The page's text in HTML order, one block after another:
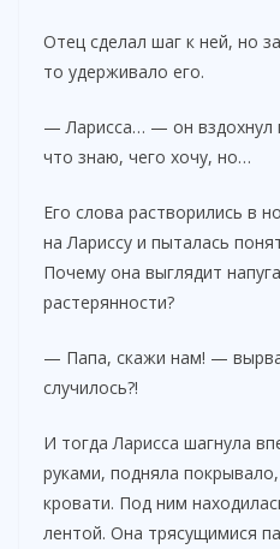
Отец сделал шаг к ней, но
то удерживало его.
— Ларисса… — он вздохнул
что знаю, чего хочу, но…
Его слова растворились в
на Лариссу и пыталась
Почему она выглядит
растерянности?
— Папа, скажи нам! —
случилось?!
И тогда Ларисса шагнула
руками, подняла
кровати. Под ним
лентой. Она трясущимися